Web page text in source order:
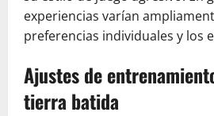
experiencias varían
preferencias individuales y los
Ajustes de
tierra batida